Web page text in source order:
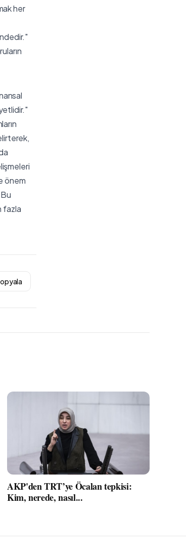
her
önem
fazla
AKP'den TRT’ye Öcalan tepkisi:
Kim, nerede, nasıl...